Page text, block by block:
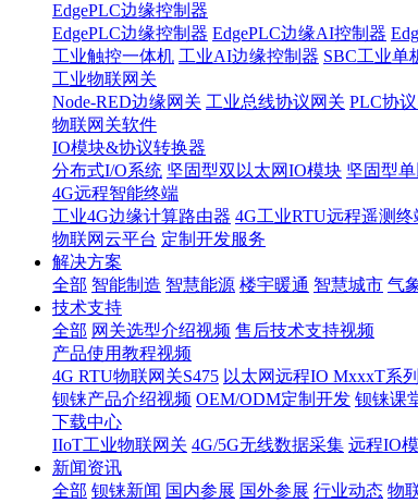
EdgePLC边缘控制器
EdgePLC边缘控制器 EdgePLC边缘AI控制器
工业触控一体机 工业AI边缘控制器 SBC工业单
工业物联网关
Node-RED边缘网关 工业总线协议网关 PLC协
物联网关软件
IO模块&协议转换器
分布式I/O系统 坚固型双以太网IO模块 坚固型
4G远程智能终端
工业4G边缘计算路由器 4G工业RTU远程遥测终
物联网云平台 定制开发服务
解决方案
全部 智能制造 智慧能源 楼宇暖通 智慧城市 气
技术支持
全部 网关选型介绍视频 售后技术支持视频
产品使用教程视频
4G RTU物联网关S475 以太网远程IO MxxxT系列
钡铼产品介绍视频 OEM/ODM定制开发 钡铼课
下载中心
IIoT工业物联网关 4G/5G无线数据采集 远程IO
新闻资讯
全部 钡铼新闻 国内参展 国外参展 行业动态 物